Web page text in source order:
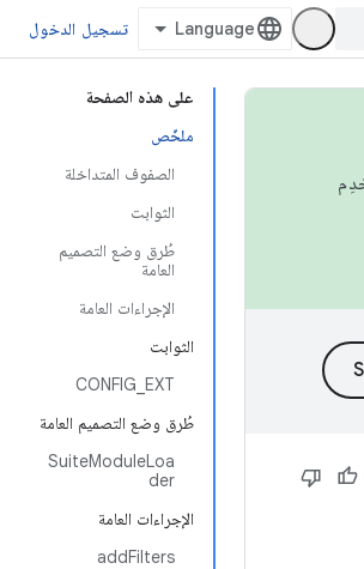
تسجيل الدخول
على هذه الصفحة
ملخّص
الصفوف المتداخلة
الثوابت
طُرق وضع التصميم
العامة
الإجراءات العامة
الثوابت
CONFIG_EXT
طُرق وضع التصميم العامة
SuiteModuleLoa
der
الإجراءات العامة
addFilters